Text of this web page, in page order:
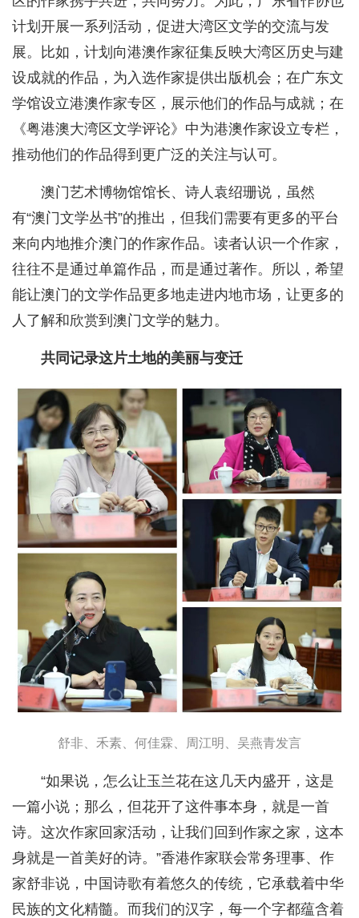
计划开展一系列活动，促进大湾区文学的交流与发
展。比如，计划向港澳作家征集反映大湾区历史与建
设成就的作品，为入选作家提供出版机会；在广东文
学馆设立港澳作家专区，展示他们的作品与成就；在
《粤港澳大湾区文学评论》中为港澳作家设立专栏，
推动他们的作品得到更广泛的关注与认可。
澳门艺术博物馆馆长、诗人袁绍珊说，虽然
有“澳门文学丛书”的推出，但我们需要有更多的平台
来向内地推介澳门的作家作品。读者认识一个作家，
往往不是通过单篇作品，而是通过著作。所以，希望
能让澳门的文学作品更多地走进内地市场，让更多的
人了解和欣赏到澳门文学的魅力。
共同记录这片土地的美丽与变迁
舒非、禾素、何佳霖、周江明、吴燕青发言
“如果说，怎么让玉兰花在这几天内盛开，这是
一篇小说；那么，但花开了这件事本身，就是一首
诗。这次作家回家活动，让我们回到作家之家，这本
身就是一首美好的诗。”香港作家联会常务理事、作
家舒非说，中国诗歌有着悠久的传统，它承载着中华
民族的文化精髓。而我们的汉字，每一个字都蕴含着